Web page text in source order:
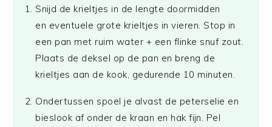
Snijd de krieltjes in de lengte doormidden
en eventuele grote krieltjes in vieren. Stop in
een pan met ruim water + een flinke snuf zout.
Plaats de deksel op de pan en breng de
krieltjes aan de kook, gedurende 10 minuten.
Ondertussen spoel je alvast de peterselie en
bieslook af onder de kraan en hak fijn. Pel